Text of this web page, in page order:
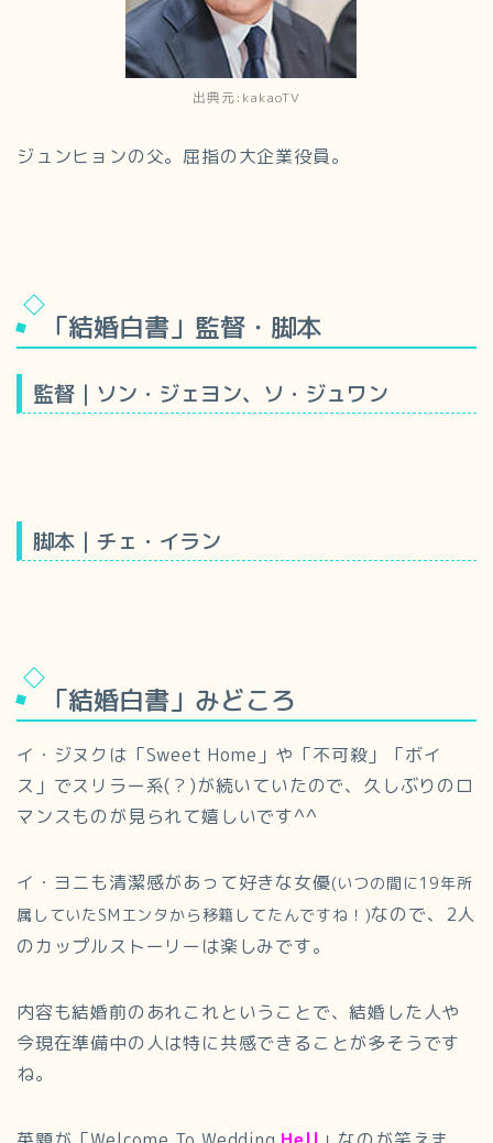
出典元:kakaoTV
ジュンヒョンの父。屈指の大企業役員。
「結婚白書」監督・脚本
監督｜ソン・ジェヨン、ソ・ジュワン
脚本｜チェ・イラン
「結婚白書」みどころ
イ・ジヌクは「Sweet Home」や「不可殺」「ボイ
ス」でスリラー系(？)が続いていたので、久しぶりのロ
マンスものが見られて嬉しいです^^
イ・ヨニも清潔感があって好きな女優(いつの間に19年所
属していたSMエンタから移籍してたんですね！)なので、2人
のカップルストーリーは楽しみです。
内容も結婚前のあれこれということで、結婚した人や
今現在準備中の人は特に共感できることが多そうです
ね。